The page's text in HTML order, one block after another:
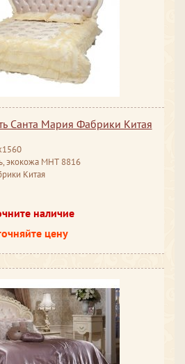
Санта Мария Фабрики Китая
экокожа МНТ 8816
Китая
наличие
цену